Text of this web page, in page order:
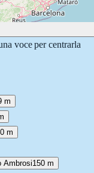
voce per centrarla
m
m
Ambrosi150 m